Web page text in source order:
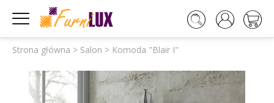
Strona główna > Salon > Komoda "Blair I"
   